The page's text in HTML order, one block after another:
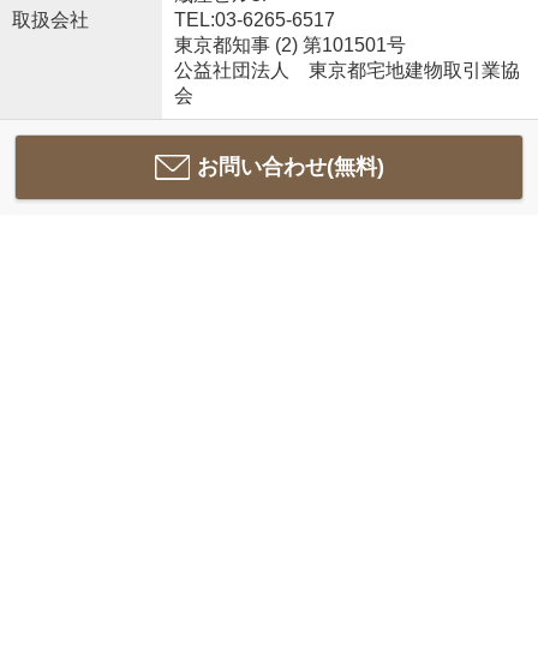
取扱会社
TEL:03-6265-6517
東京都知事 (2) 第101501号
公益社団法人 東京都宅地建物取引業協
会
お問い合わせ(無料)